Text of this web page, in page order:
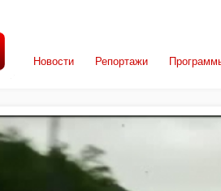
Новости Репортажи